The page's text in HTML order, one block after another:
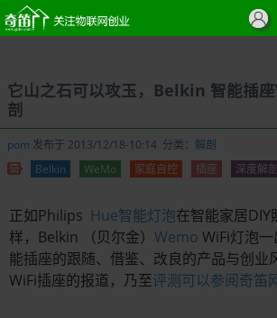
它山之石可以攻玉，Belkin 智能插
剖
pom 发布于 2013/12/18-10:14 分类： 解剖
Belkin
WeMo 家庭自控 插座 深度解剖
正如Philips Hue智能灯泡在智能家居DIY
样，Belkin （贝尔金） Wemo WiFi灯泡
能插座的跟随、借鉴、改良的产品与创业
WiFi插座的报道，乃至评测可以参阅奇笛